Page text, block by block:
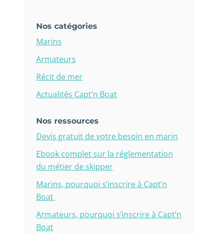
Nos catégories
Marins
Armateurs
Récit de mer
Actualités Capt’n Boat
Nos ressources
Devis gratuit de votre besoin en marin
Ebook complet sur la réglementation
du métier de skipper
Marins, pourquoi s’inscrire à Capt’n
Boat
Armateurs, pourquoi s’inscrire à Capt’n
Boat